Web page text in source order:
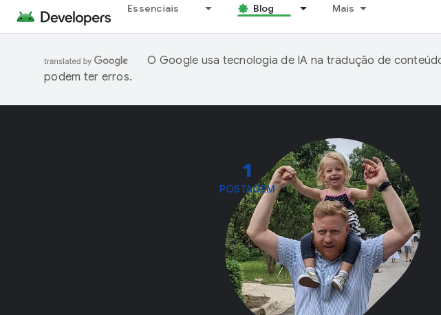
Essenciais Blog Mais
O Google usa tecnologia de IA na tradução de
podem ter erros.
1
POSTAGEM